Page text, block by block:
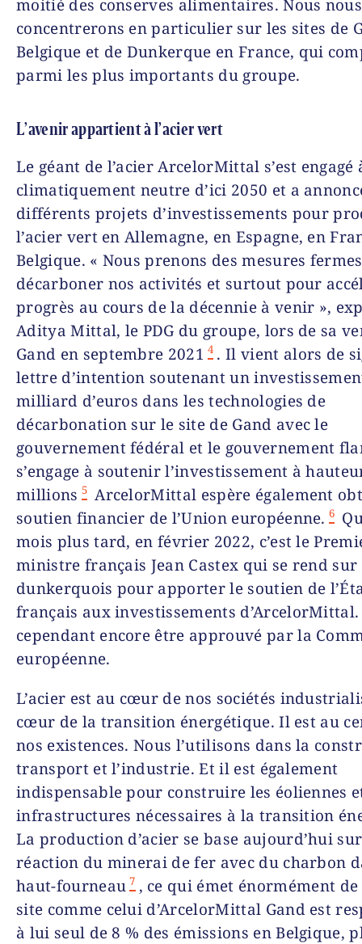
moitié des conserves alimentaires. Nous nous
concentrerons en particulier sur les sites de
Belgique et de Dunkerque en France, qui
parmi les plus importants du groupe.
L’avenir appartient à l’acier vert
Le géant de l’acier ArcelorMittal s’est
climatiquement neutre d’ici 2050 et a
différents projets d’investissements pour
l’acier vert en Allemagne, en Espagne, en
Belgique. « Nous prenons des mesures
décarboner nos activités et surtout pour
progrès au cours de la décennie à venir »,
Aditya Mittal, le PDG du groupe, lors de sa
Gand en septembre 2021 4 . Il vient alors de
lettre d’intention soutenant un
milliard d’euros dans les technologies de
décarbonation sur le site de Gand avec le
gouvernement fédéral et le gouvernement
s’engage à soutenir l’investissement à
millions 5 ArcelorMittal espère également
soutien financier de l’Union européenne. 6
mois plus tard, en février 2022, c’est le
ministre français Jean Castex qui se rend sur
dunkerquois pour apporter le soutien de
français aux investissements
cependant encore être approuvé par la
européenne.
L’acier est au cœur de nos sociétés
cœur de la transition énergétique. Il est au
nos existences. Nous l’utilisons dans la
transport et l’industrie. Et il est également
indispensable pour construire les éoliennes
infrastructures nécessaires à la transition
La production d’acier se base aujourd’hui
réaction du minerai de fer avec du charbon
haut-fourneau 7 , ce qui émet énormément de
site comme celui d’ArcelorMittal Gand est
à lui seul de 8 % des émissions en Belgique,